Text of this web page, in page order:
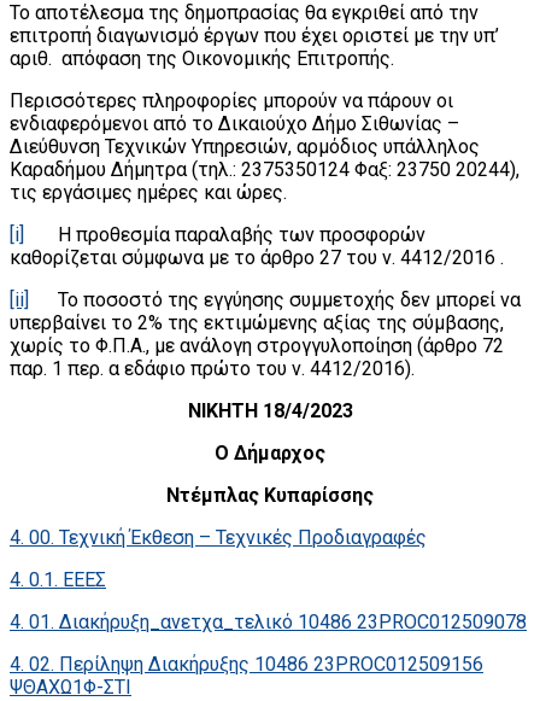
Το αποτέλεσμα της δημοπρασίας θα εγκριθεί από την
επιτροπή διαγωνισμό έργων που έχει οριστεί με την υπ’
αριθ. απόφαση της Οικονομικής Επιτροπής.
Περισσότερες πληροφορίες μπορούν να πάρουν οι
ενδιαφερόμενοι από το Δικαιούχο Δήμο Σιθωνίας –
Διεύθυνση Τεχνικών Υπηρεσιών, αρμόδιος υπάλληλος
Καραδήμου Δήμητρα (τηλ.: 2375350124 Φαξ: 23750 20244),
τις εργάσιμες ημέρες και ώρες.
[i]
Η προθεσμία παραλαβής των προσφορών
καθορίζεται σύμφωνα με το άρθρο 27 του ν. 4412/2016 .
[ii]
Το ποσοστό της εγγύησης συμμετοχής δεν μπορεί να
υπερβαίνει το 2% της εκτιμώμενης αξίας της σύμβασης,
χωρίς το Φ.Π.Α., με ανάλογη στρογγυλοποίηση (άρθρο 72
παρ. 1 περ. α εδάφιο πρώτο του ν. 4412/2016).
ΝΙΚΗΤΗ 18/4/2023
Ο Δήμαρχος
Ντέμπλας Κυπαρίσσης
4. 00. Τεχνική Έκθεση – Τεχνικές Προδιαγραφές
4. 0.1. ΕΕΕΣ
4. 01. Διακήρυξη_ανετχα_τελικό 10486 23PROC012509078
4. 02. Περίληψη Διακήρυξης 10486 23PROC012509156
ΨΘΑΧΩ1Φ-ΣΤΙ